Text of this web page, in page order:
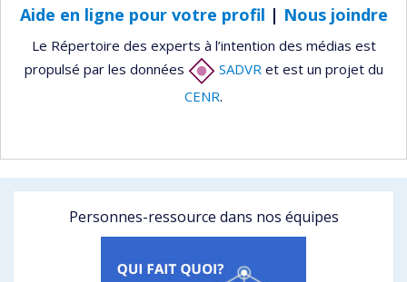
Aide en ligne pour votre profil | Nous joindre
Le Répertoire des experts à l’intention des médias est
propulsé par les données
SADVRet est un projet du
CENR.
Personnes-ressource dans nos équipes